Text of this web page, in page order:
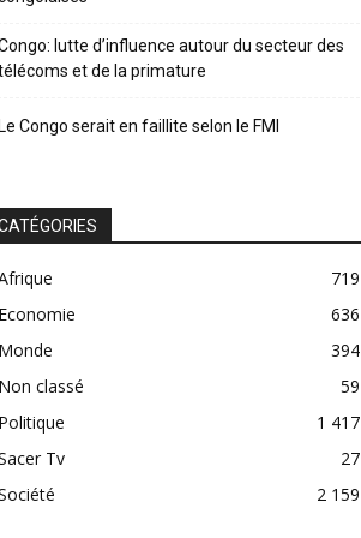
lutte d’influence autour du secteur des
et de la primature
Le Congo serait en faillite selon le FMI
719
Economie
636
Monde
394
Non classé
59
Politique
1 417
Tv
27
2 159